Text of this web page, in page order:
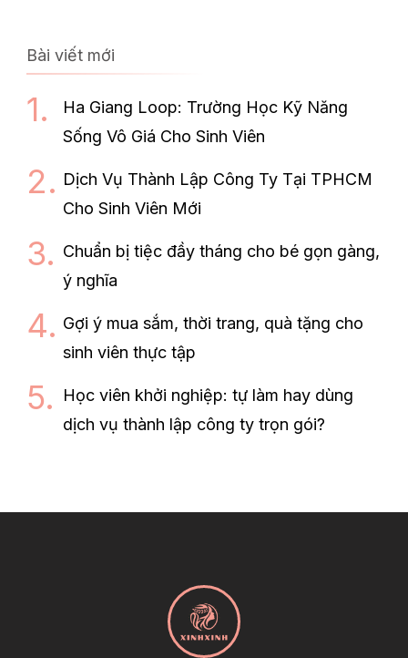
Bài viết mới
Ha Giang Loop: Trường Học Kỹ Năng
Sống Vô Giá Cho Sinh Viên
Dịch Vụ Thành Lập Công Ty Tại TPHCM
Cho Sinh Viên Mới
Chuẩn bị tiệc đầy tháng cho bé gọn gàng,
ý nghĩa
Gợi ý mua sắm, thời trang, quà tặng cho
sinh viên thực tập
Học viên khởi nghiệp: tự làm hay dùng
dịch vụ thành lập công ty trọn gói?